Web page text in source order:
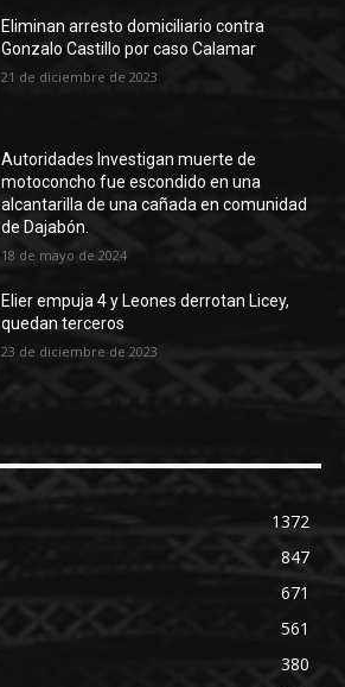
Eliminan arresto domiciliario contra
Gonzalo Castillo por caso Calamar
21 de diciembre de 2023
Autoridades Investigan muerte de
motoconcho fue escondido en una
alcantarilla de una cañada en comunidad
de Dajabón.
18 de mayo de 2024
Elier empuja 4 y Leones derrotan Licey,
quedan terceros
23 de diciembre de 2023
1372
847
671
561
380